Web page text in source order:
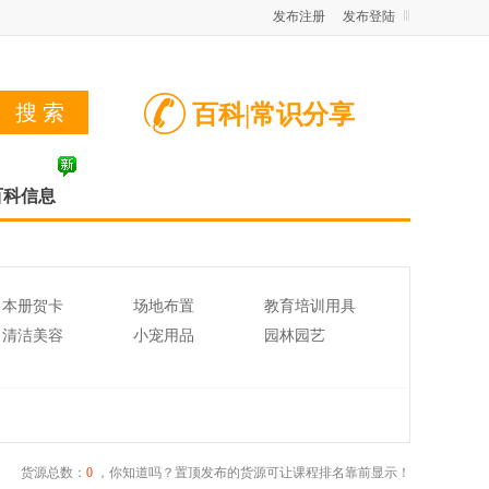
发布登陆
发布注册
百科|常识分享
信息
本册贺卡 场地布置
教育培训用具
清洁美容
小宠用品 园林园艺
货源总数： 0 ，你知道吗？置顶发布的货源可让课程排名靠前显示！